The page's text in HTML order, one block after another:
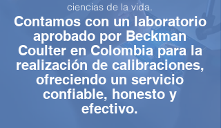
ciencias de la vida.
Contamos con un laboratorio
aprobado por Beckman
Coulter en Colombia para la
realización de calibraciones,
ofreciendo un servicio
confiable, honesto y
efectivo.